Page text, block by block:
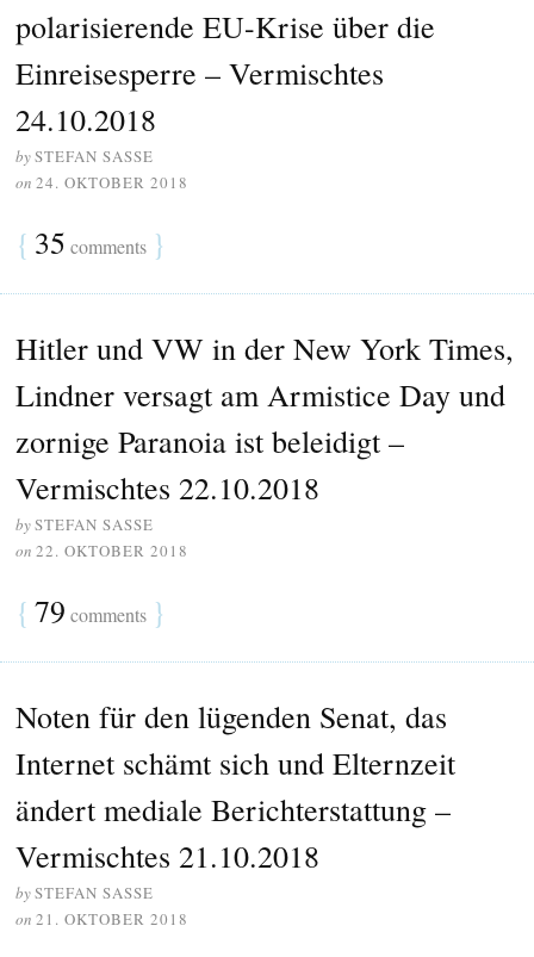
polarisierende EU-Krise über die
Einreisesperre – Vermischtes
24.10.2018
bySTEFAN SASSE
on 24. OKTOBER 2018
{ 35 comments }
Hitler und VW in der New York Times,
Lindner versagt am Armistice Day und
zornige Paranoia ist beleidigt –
Vermischtes 22.10.2018
bySTEFAN SASSE
on 22. OKTOBER 2018
{ 79 comments }
Noten für den lügenden Senat, das
Internet schämt sich und Elternzeit
ändert mediale Berichterstattung –
Vermischtes 21.10.2018
bySTEFAN SASSE
on 21. OKTOBER 2018